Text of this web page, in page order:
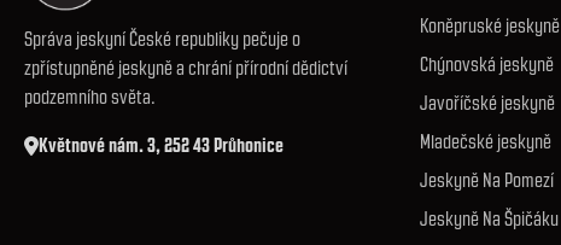
Správa jeskyní České republiky pečuje o
zpřístupněné jeskyně a chrání přírodní dědictví
podzemního světa.
Květnové nám. 3, 252 43 Průhonice
Koněpruské jeskyně
Chýnovská jeskyně
Javoříčské jeskyně
Mladečské jeskyně
Jeskyně Na Pomezí
Jeskyně Na Špičáku